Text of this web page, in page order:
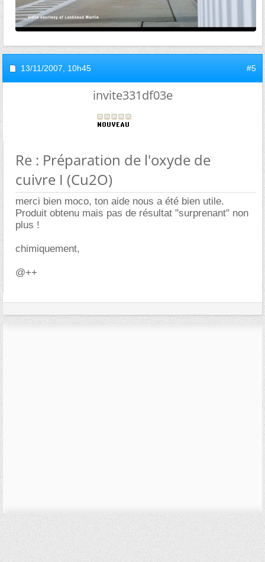
13/11/2007, 10h45 #5
invite331df03e
Re : Préparation de l'oxyde de
cuivre I (Cu2O)
merci bien moco, ton aide nous a été bien utile.
Produit obtenu mais pas de résultat "surprenant" non
plus !
chimiquement,
@++